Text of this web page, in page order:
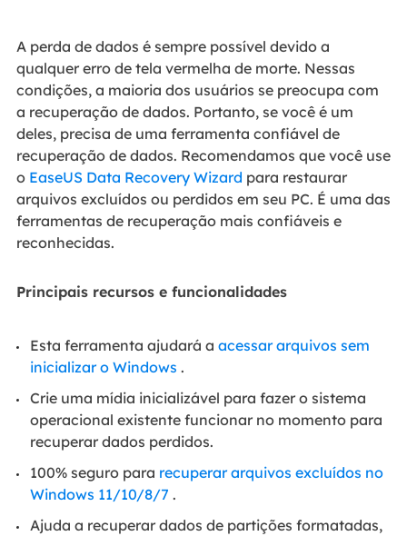
A perda de dados é sempre possível devido a
qualquer erro de tela vermelha de morte. Nessas
condições, a maioria dos usuários se preocupa com
a recuperação de dados. Portanto, se você é um
deles, precisa de uma ferramenta confiável de
recuperação de dados. Recomendamos que você use
o EaseUS Data Recovery Wizard para restaurar
arquivos excluídos ou perdidos em seu PC. É uma das
ferramentas de recuperação mais confiáveis e
reconhecidas.
Principais recursos e funcionalidades
Esta ferramenta ajudará a acessar arquivos sem
inicializar o Windows .
Crie uma mídia inicializável para fazer o sistema
operacional existente funcionar no momento para
recuperar dados perdidos.
100% seguro para recuperar arquivos excluídos no
Windows 11/10/8/7 .
Ajuda a recuperar dados de partições formatadas,